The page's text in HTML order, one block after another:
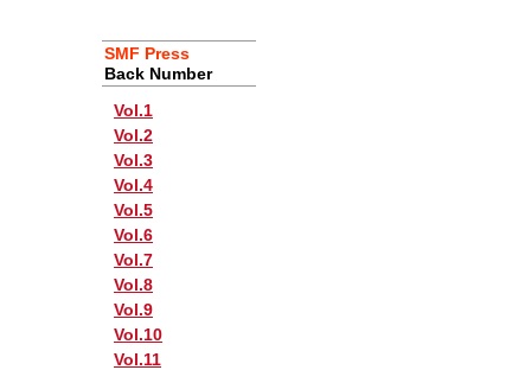
SMF Press
Back Number
Vol.1
Vol.2
Vol.3
Vol.4
Vol.5
Vol.6
Vol.7
Vol.8
Vol.9
Vol.10
Vol.11